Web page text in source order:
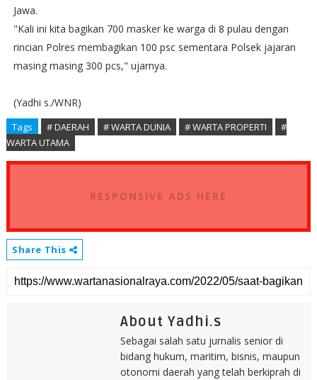
Jawa.
"Kali ini kita bagikan 700 masker ke warga di 8 pulau dengan
rincian Polres membagikan 100 psc sementara Polsek jajaran
masing masing 300 pcs," ujarnya.
(Yadhi s./WNR)
Tags # DAERAH # WARTA DUNIA # WARTA PROPERTI
#
WARTA UTAMA
RESPONSIVE ADS HERE
Share This
About Yadhi.s
Sebagai salah satu jurnalis senior di
bidang hukum, maritim, bisnis, maupun
otonomi daerah yang telah berkiprah di